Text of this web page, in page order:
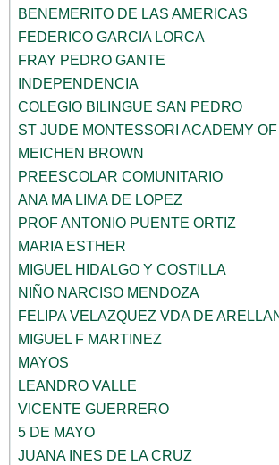
BENEMERITO DE LAS AMERICAS
FEDERICO GARCIA LORCA
FRAY PEDRO GANTE
INDEPENDENCIA
COLEGIO BILINGUE SAN PEDRO
ST JUDE MONTESSORI ACADEMY
MEICHEN BROWN
PREESCOLAR COMUNITARIO
ANA MA LIMA DE LOPEZ
PROF ANTONIO PUENTE ORTIZ
MARIA ESTHER
MIGUEL HIDALGO Y COSTILLA
NIÑO NARCISO MENDOZA
FELIPA VELAZQUEZ VDA DE
MIGUEL F MARTINEZ
MAYOS
LEANDRO VALLE
VICENTE GUERRERO
5 DE MAYO
JUANA INES DE LA CRUZ